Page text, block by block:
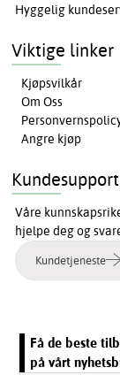
Hyggelig
Viktige linker
Kjøpsvilkår
Om Oss
Angre kjøp
Kundesupport
Våre
hjelpe deg og
Kundetjeneste
Få de beste
på vårt